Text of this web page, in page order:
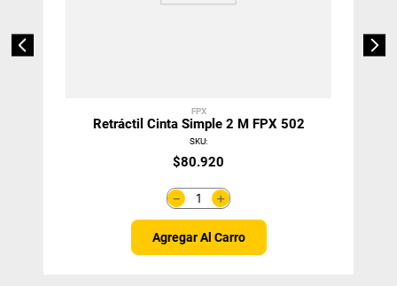
FPX
Retráctil Cinta Simple 2 M FPX 502
SKU:
$80.920
＋
－
Agregar Al Carro